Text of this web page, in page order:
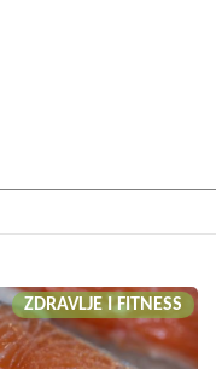
ZDRAVLJE I FITNESS